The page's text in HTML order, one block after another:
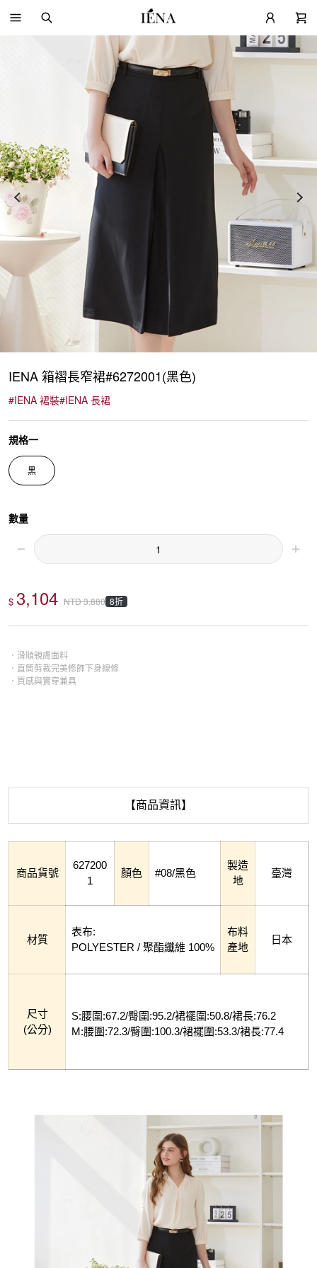
IENA 箱褶長窄裙#6272001(黑色)
#IENA 裙裝#IENA 長裙
規格一
黑
數量
$ 3,104 NTD3,880 8折
．滑順親膚面料
．直筒剪裁完美修飾下身線條
．質感與實穿兼具
【商品資訊】
商品貨號
627200
1
顏色 #08/黑色
製造
地
臺灣
材質
表布:
POLYESTER / 聚酯纖維 100%
布料
產地
日本
尺寸
(公分)
S:腰圍:67.2/臀圍:95.2/裙襬圍:50.8/裙長:76.2
M:腰圍:72.3/臀圍:100.3/裙襬圍:53.3/裙長:77.4